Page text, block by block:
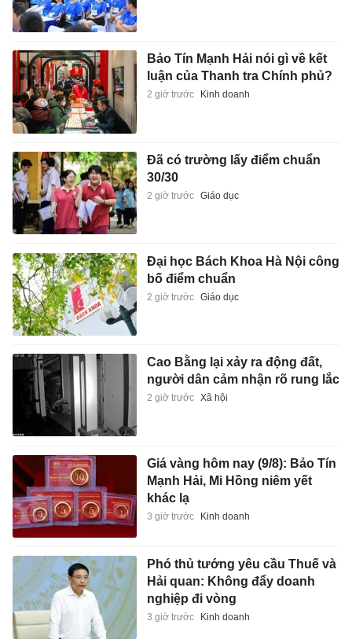
Bảo Tín Mạnh Hải nói gì về kết
luận của Thanh tra Chính phủ?
2 giờ trước Kinh doanh
Đã có trường lấy điểm chuẩn
30/30
2 giờ trước Giáo dục
Đại học Bách Khoa Hà Nội công
bố điểm chuẩn
2 giờ trước Giáo dục
Cao Bằng lại xảy ra động đất,
người dân cảm nhận rõ rung lắc
2 giờ trước Xã hội
Giá vàng hôm nay (9/8): Bảo Tín
Mạnh Hải, Mi Hồng niêm yết
khác lạ
3 giờ trước Kinh doanh
Phó thủ tướng yêu cầu Thuế và
Hải quan: Không đẩy doanh
nghiệp đi vòng
3 giờ trước Kinh doanh